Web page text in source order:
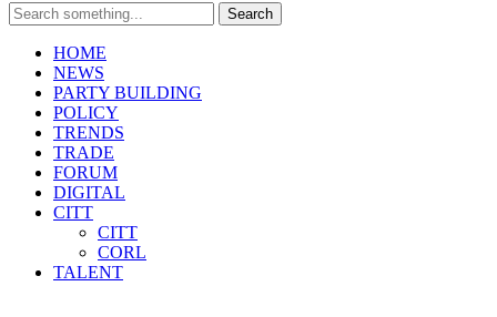
Search
HOME
NEWS
PARTY BUILDING
POLICY
TRENDS
TRADE
FORUM
DIGITAL
CITT
CITT
CORL
TALENT